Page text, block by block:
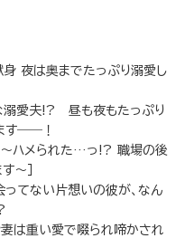
夜は奥までたっぷり溺愛し
溺愛夫!? 昼も夜もたっぷり
す――！
～ハメられた…っ!? 職場の後
～］
ってない片想いの彼が、なん
は重い愛で啜られ啼かされ